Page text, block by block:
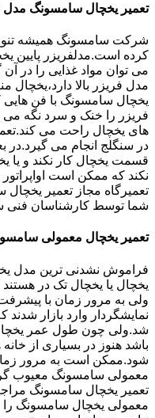
تعمیر یخچال سامسونگ مدل
شرکت سامسونگ همیشه
کرده است.مدلفریزر پایین
می توان مواد غذایی را در
مدل فریزر بالا دارد،یخچال
یخچال سامسونگ با فن
فریزر را خنک و سرد نگه می
های یخچال راحت می
در سنگلج انجام می گیرد.در
قسمت یخچال کار نکند و یا
نکند که ممکن است
تعمیرگاه مجاز تعمیر
شما توسط کارشناسان فنی
تعمیر یخچال معمولی
فراموش نشدنی ترین مدل
یخچال یا یخچال تک در
ولی به مرور زمان با
نمایشگردار وارد بازار
شد.ولی چون طول عمر
باشد هنوز در بسیاری از
شود.ممکن است به مرور
معمولی سامسونگ معیوب
تعمیر یخچال سامسونگ
معمولی یخچال سامسونگ را